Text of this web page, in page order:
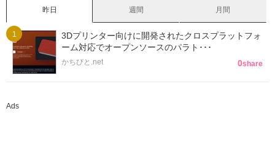
昨日 週間 月間
3Dプリンター向けに開発されたクロスプラットフォ
ーム対応でオープンソースのパラト･･･
かちびと.net 0share
Ads